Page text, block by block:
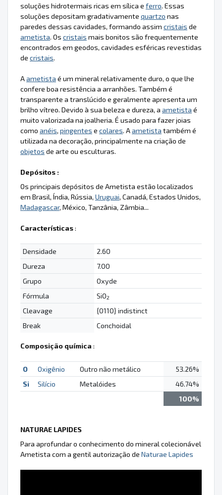
soluções hidrotermais ricas em sílica e ferro. Essas
soluções depositam gradativamente quartzo nas
paredes dessas cavidades, formando assim cristais de
ametista. Os cristais mais bonitos são frequentemente
encontrados em geodos, cavidades esféricas revestidas
de cristais.
Aametista é um mineral relativamente duro, o que lhe
confere boa resistência a arranhões. Também é
transparente a translúcido e geralmente apresenta um
brilho vítreo. Devido à sua beleza e dureza, a ametista é
muito valorizada na joalheria. É usado para fazer joias
como anéis, pingentes e colares. Aametista também é
utilizada na decoração, principalmente na criação de
objetos de arte ou esculturas.
Depósitos :
Os principais depósitos de Ametista estão localizados
em Brasil, Índia, Rússia, Uruguai, Canadá, Estados Unidos,
Madagascar, México, Tanzânia, Zâmbia...
Características:
Densidade
2.60
Dureza
7.00
Grupo
Oxyde
Fórmula
SiO2
Cleavage
{0110} indistinct
Break
Conchoidal
Composição química :
O Oxigênio Outro não metálico
53.26%
Si
Silício Metalóides
46.74%
100%
NATURAE LAPIDES
Para aprofundar o conhecimento do mineral colecionável
Ametista com a gentil autorização de Naturae Lapides